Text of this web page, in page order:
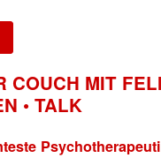
COUCH MIT
• TALK